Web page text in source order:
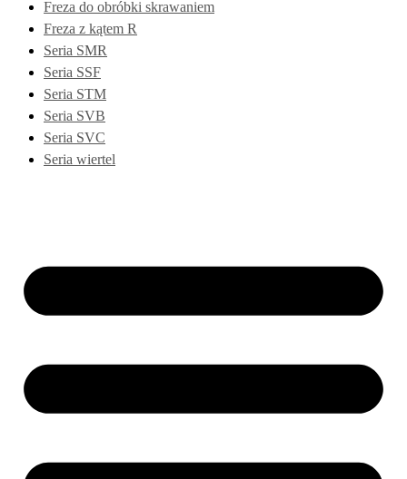
Freza do obróbki skrawaniem
Freza z kątem R
Seria SMR
Seria SSF
Seria STM
Seria SVB
Seria SVC
Seria wiertel